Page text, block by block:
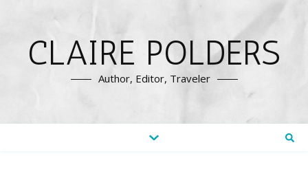
CLAIRE POLDERS
Author, Editor, Traveler